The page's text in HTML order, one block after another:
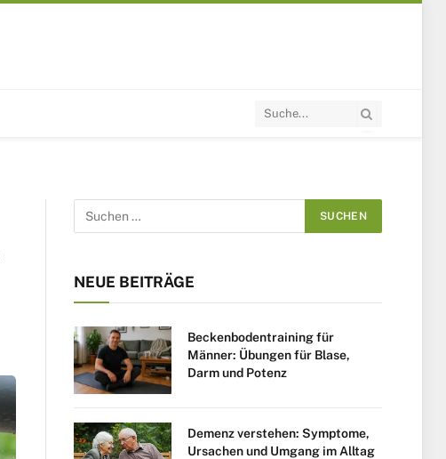
NEUE BEITRÄGE
Beckenbodentraining für
Männer: Übungen für Blase,
Darm und Potenz
Demenz verstehen: Symptome,
Ursachen und Umgang im Alltag